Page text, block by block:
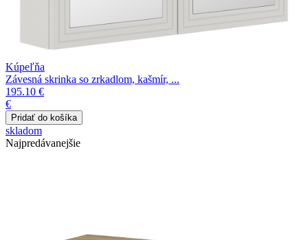
Kúpeľňa
Závesná skrinka so zrkadlom, kašmír, ...
195.10 €
€
skladom
Najpredávanejšie